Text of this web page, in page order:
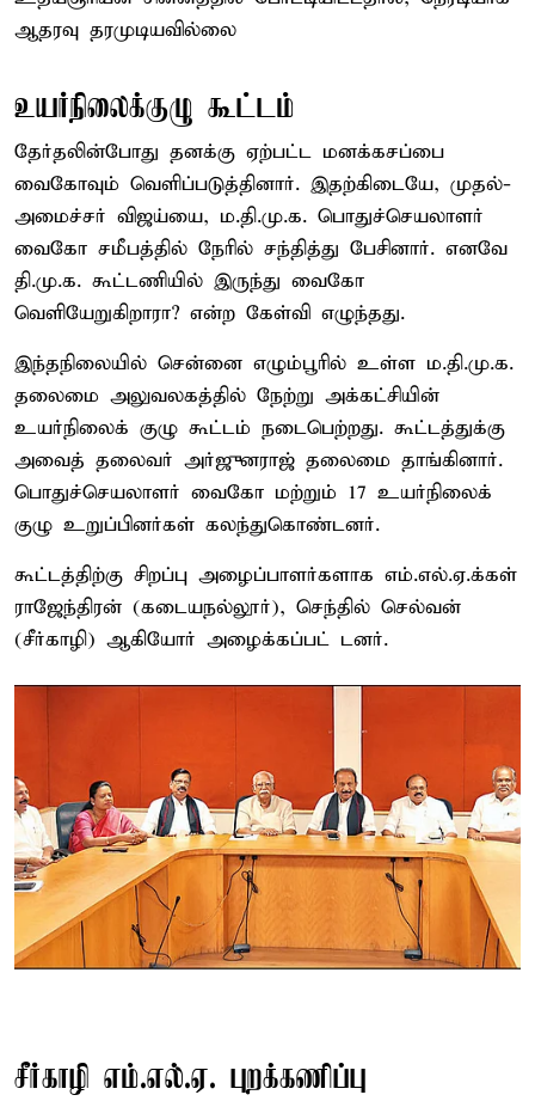
ஆதரவு தரமுடியவில்லை
உயர்நிலைக்குழு கூட்டம்
தேர்தலின்போது தனக்கு ஏற்பட்ட மனக்கசப்பை
வைகோவும் வெளிப்படுத்தினார். இதற்கிடையே, முதல்-
அமைச்சர் விஜய்யை, ம.தி.மு.க. பொதுச்செயலாளர்
வைகோ சமீபத்தில் நேரில் சந்தித்து பேசினார். எனவே
தி.மு.க. கூட்டணியில் இருந்து வைகோ
வெளியேறுகிறாரா? என்ற கேள்வி எழுந்தது.
இந்தநிலையில் சென்னை எழும்பூரில் உள்ள ம.தி.மு.க.
தலைமை அலுவலகத்தில் நேற்று அக்கட்சியின்
உயர்நிலைக் குழு கூட்டம் நடைபெற்றது. கூட்டத்துக்கு
அவைத் தலைவர் அர்ஜுனராஜ் தலைமை தாங்கினார்.
பொதுச்செயலாளர் வைகோ மற்றும் 17 உயர்நிலைக்
குழு உறுப்பினர்கள் கலந்துகொண்டனர்.
கூட்டத்திற்கு சிறப்பு அழைப்பாளர்களாக எம்.எல்.ஏ.க்கள்
ராஜேந்திரன் (கடையநல்லூர்), செந்தில் செல்வன்
(சீர்காழி) ஆகியோர் அழைக்கப்பட் டனர்.
சீர்காழி எம்.எல்.ஏ. புறக்கணிப்பு